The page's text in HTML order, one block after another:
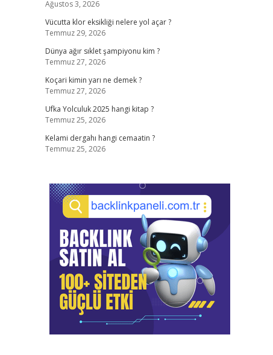
Ağustos 3, 2026
Vücutta klor eksikliği nelere yol açar ?
Temmuz 29, 2026
Dünya ağır sıklet şampiyonu kim ?
Temmuz 27, 2026
Koçari kimin yarı ne demek ?
Temmuz 27, 2026
Ufka Yolculuk 2025 hangi kitap ?
Temmuz 25, 2026
Kelami dergahı hangi cemaatin ?
Temmuz 25, 2026